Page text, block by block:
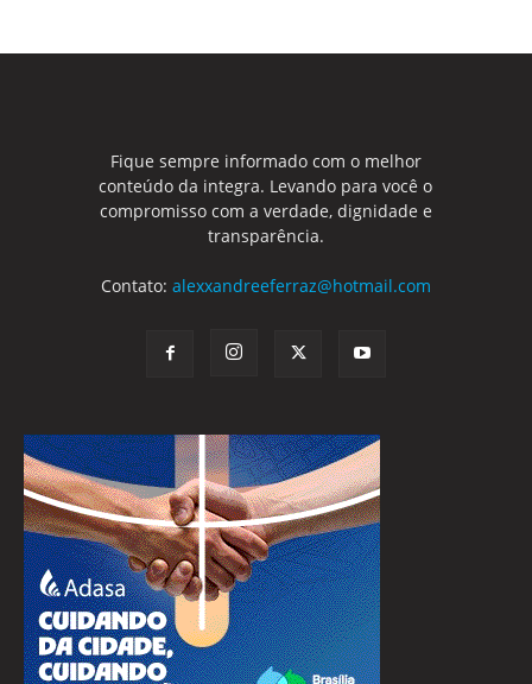
Fique sempre informado com o melhor
conteúdo da integra. Levando para você o
compromisso com a verdade, dignidade e
transparência.
Contato: alexxandreeferraz@hotmail.com